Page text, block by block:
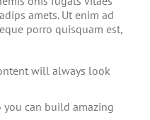
amets. Ut enim ad
porro quisquam est,
will always look
you can build amazing